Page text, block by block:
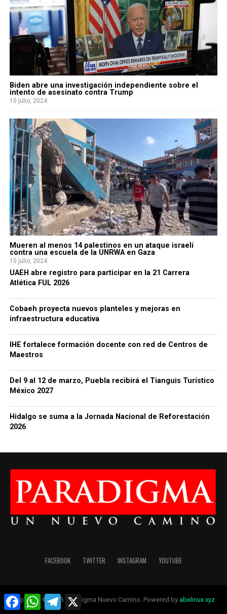
Biden abre una investigación independiente sobre el
intento de asesinato contra Trump
15 julio, 2024
Mueren al menos 14 palestinos en un ataque israelí
contra una escuela de la UNRWA en Gaza
15 julio, 2024
UAEH abre registro para participar en la 21 Carrera
Atlética FUL 2026
Cobaeh proyecta nuevos planteles y mejoras en
infraestructura educativa
IHE fortalece formación docente con red de Centros de
Maestros
Del 9 al 12 de marzo, Puebla recibirá el Tianguis Turístico
México 2027
Hidalgo se suma a la Jornada Nacional de Reforestación
2026
FACEBOOK TWITTER INSTAGRAM YOUTUBE
Copyright © 2025 Paradigma Nuevo Camino. Powered by abelinux.xyz
FacebookWhatsAppTelegram
X